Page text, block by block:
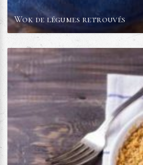
Wok de légumes retrouvés
00:50
Compétences
1/5